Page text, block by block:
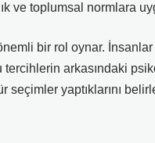
ve toplumsal normlara
bir rol oynar.
tercihlerin arkasındaki
yaptıklarını